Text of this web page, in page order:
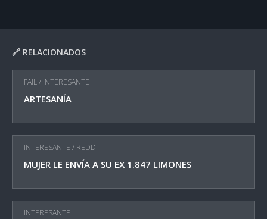
🔗 RELACIONADOS
FAIL/ INTERESANTE
ARTESANÍA
INTERESANTE / REDDIT
MUJER LE ENVÍA A SU EX 1.847 LIMONES
INTERESANTE